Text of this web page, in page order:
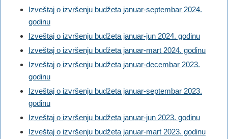
Izveštaj o izvršenju budžeta januar-septembar 2024.
godinu
Izveštaj o izvršenju budžeta januar-jun 2024. godinu
Izveštaj o izvršenju budžeta januar-mart 2024. godinu
Izveštaj o izvršenju budžeta januar-decembar 2023.
godinu
Izveštaj o izvršenju budžeta januar-septembar 2023.
godinu
Izveštaj o izvršenju budžeta januar-jun 2023. godinu
Izveštaj o izvršenju budžeta januar-mart 2023. godinu